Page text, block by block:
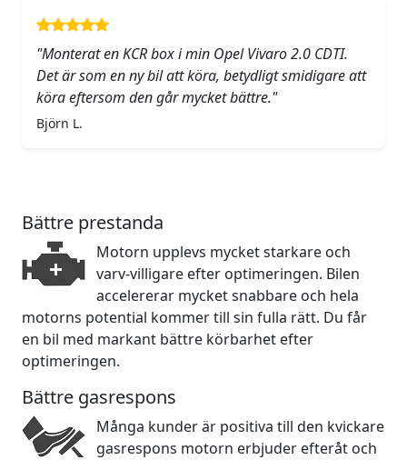
"Monterat en KCR box i min Opel Vivaro 2.0 CDTI.
Det är som en ny bil att köra, betydligt smidigare att
köra eftersom den går mycket bättre."
Björn L.
Bättre prestanda
Motorn upplevs mycket starkare och
varv-villigare efter optimeringen. Bilen
accelererar mycket snabbare och hela
motorns potential kommer till sin fulla rätt. Du får
en bil med markant bättre körbarhet efter
optimeringen.
Bättre gasrespons
Många kunder är positiva till den kvickare
gasrespons motorn erbjuder efteråt och